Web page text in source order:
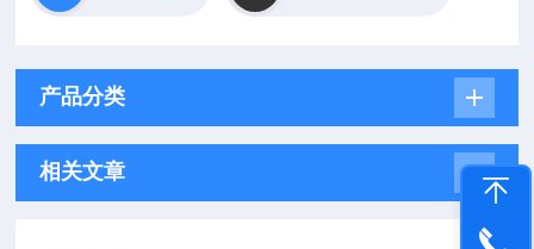
产品分类
相关文章